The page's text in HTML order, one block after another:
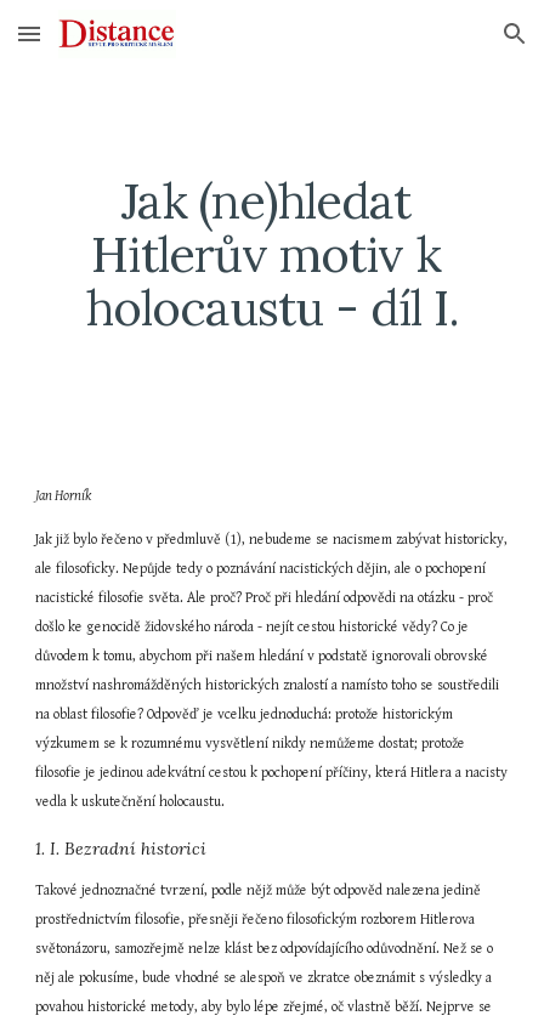
Skip to main content Skip to navigation
Jak (ne)hledat
Hitlerův motiv k
holocaustu - díl I.
Jan Horník
Jak již bylo řečeno v předmluvě (1), nebudeme se nacismem zabývat historicky,
ale filosoficky. Nepůjde tedy o poznávání nacistických dějin, ale o pochopení
nacistické filosofie světa. Ale proč? Proč při hledání odpovědi na otázku - proč
došlo ke genocidě židovského národa - nejít cestou historické vědy? Co je
důvodem k tomu, abychom při našem hledání v podstatě ignorovali obrovské
množství nashromážděných historických znalostí a namísto toho se soustředili
na oblast filosofie? Odpověď je vcelku jednoduchá: protože historickým
výzkumem se k rozumnému vysvětlení nikdy nemůžeme dostat; protože
filosofie je jedinou adekvátní cestou k pochopení příčiny, která Hitlera a nacisty
vedla k uskutečnění holocaustu.
1. I. Bezradní historici
Takové jednoznačné tvrzení, podle nějž může být odpověd nalezena jedině
prostřednictvím filosofie, přesněji řečeno filosofickým rozborem Hitlerova
světonázoru, samozřejmě nelze klást bez odpovídajícího odůvodnění. Než se o
něj ale pokusíme, bude vhodné se alespoň ve zkratce obeznámit s výsledky a
povahou historické metody, aby bylo lépe zřejmé, oč vlastně běží. Nejprve se